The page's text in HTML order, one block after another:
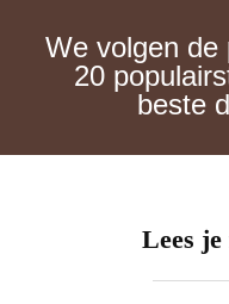
We volgen de
20
beste
Lees